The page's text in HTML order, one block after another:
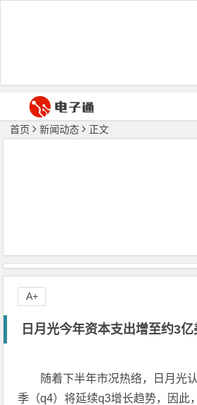
首页 新闻动态 正文
日月光今年资本支出增至约3亿
随着下半年市况热络，日月光
季（q4）将延续q3增长趋势，因此
A+